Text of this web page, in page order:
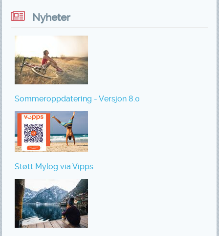
Nyheter
Sommeroppdatering - Versjon 8.0
Støtt Mylog via Vipps